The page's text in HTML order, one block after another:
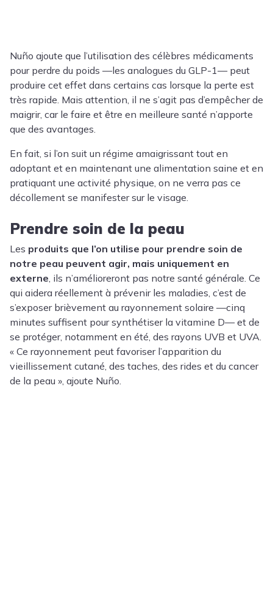
Nuño ajoute que l’utilisation des célèbres médicaments
pour perdre du poids —les analogues du GLP-1— peut
produire cet effet dans certains cas lorsque la perte est
très rapide. Mais attention, il ne s’agit pas d’empêcher de
maigrir, car le faire et être en meilleure santé n’apporte
que des avantages.
En fait, si l’on suit un régime amaigrissant tout en
adoptant et en maintenant une alimentation saine et en
pratiquant une activité physique, on ne verra pas ce
décollement se manifester sur le visage.
Prendre soin de la peau
Les produits que l’on utilise pour prendre soin de
notre peau peuvent agir, mais uniquement en
externe , ils n’amélioreront pas notre santé générale. Ce
qui aidera réellement à prévenir les maladies, c’est de
s’exposer brièvement au rayonnement solaire —cinq
minutes suffisent pour synthétiser la vitamine D— et de
se protéger, notamment en été, des rayons UVB et UVA.
« Ce rayonnement peut favoriser l’apparition du
vieillissement cutané, des taches, des rides et du cancer
de la peau », ajoute Nuño.